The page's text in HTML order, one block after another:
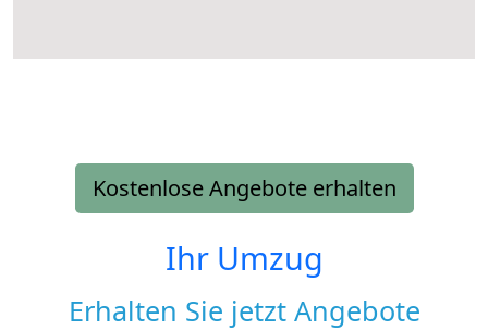
Kostenlose Angebote erhalten
Ihr Umzug
Erhalten Sie jetzt Angebote